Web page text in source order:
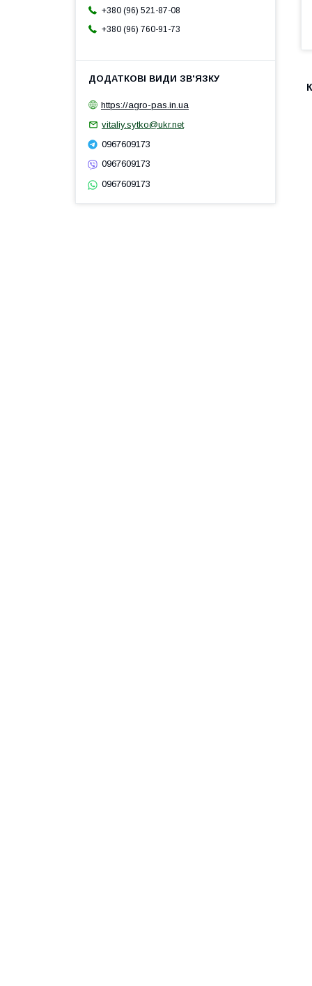
+380 (96) 521-87-08
+380 (96) 760-91-73
https://agro-pas.in.ua
vitaliy.sytko@ukr.net
0967609173
0967609173
0967609173